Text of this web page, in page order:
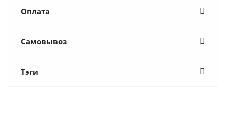
Оплата
Самовывоз
Тэги